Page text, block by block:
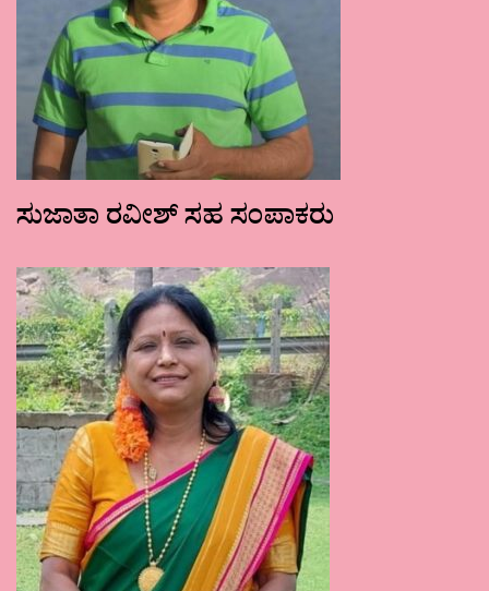
ಸುಜಾತಾ ರವೀಶ್ ಸಹ ಸಂಪಾಕರು